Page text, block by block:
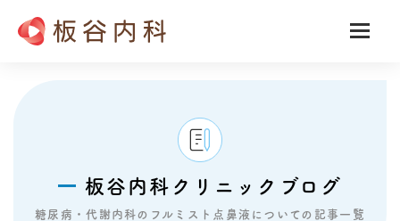
板谷内科クリニックブログ
糖尿病・代謝内科のフルミスト点鼻液についての記事一覧